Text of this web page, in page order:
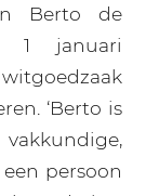
Berto de
1 januari
‘Berto is
persoon